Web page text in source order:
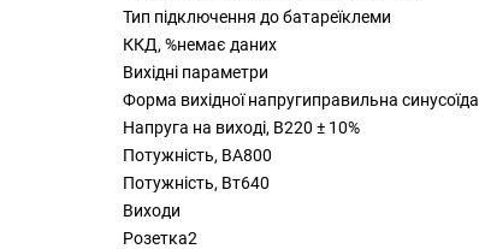
Тип підключення до батареїклеми
ККД, %немає даних
Вихідні параметри
Форма вихідної напругиправильна синусоїда
Напруга на виході, В220 ± 10%
Потужність, ВА800
Потужність, Вт640
Виходи
Розетка2